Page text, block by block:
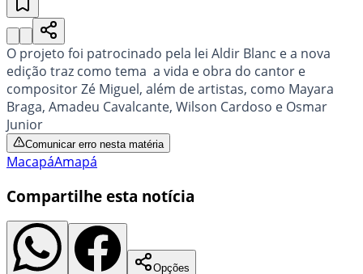
O projeto foi patrocinado pela lei Aldir Blanc e a nova
edição traz como tema a vida e obra do cantor e
compositor Zé Miguel, além de artistas, como Mayara
Braga, Amadeu Cavalcante, Wilson Cardoso e Osmar
Junior
Comunicar erro nesta matéria
MacapáAmapá
Compartilhe esta notícia
Opções